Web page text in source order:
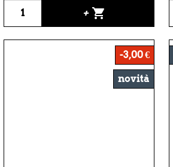
+ shopping_cart
-3,00 €
novità